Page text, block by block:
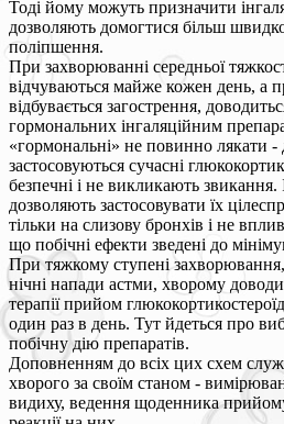
Тоді йому можуть призначити
дозволяють домогтися більш
поліпшення.
При захворюванні середньої
відчуваються майже кожен день, а
відбувається загострення,
гормональних інгаляційним
«гормональні» не повинно лякати -
застосовуються сучасні
безпечні і не викликають звикання.
дозволяють застосовувати їх
тільки на слизову бронхів і не
що побічні ефекти зведені до
При тяжкому ступені захворювання,
нічні напади астми, хворому
терапії прийом
один раз в день. Тут йдеться про
побічну дію препаратів.
Доповненням до всіх цих схем
хворого за своїм станом -
видиху, ведення щоденника прийому